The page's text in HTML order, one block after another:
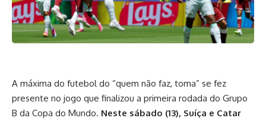
A máxima do futebol do “quem não faz, toma” se fez
presente no jogo que finalizou a primeira rodada do Grupo
B da Copa do Mundo. Neste sábado (13), Suíça e Catar